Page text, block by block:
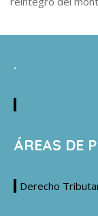
.
ÁREAS DE
Derecho